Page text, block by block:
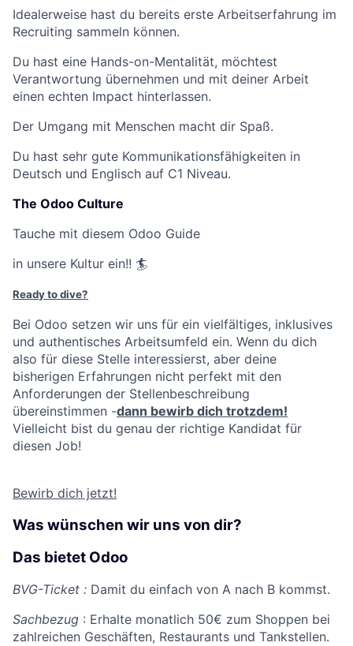
Fund investing
Submit your summary
Jobs
Contact Us
Idealerweise hast du bereits erste Arbeitserfahrung im
Recruiting sammeln können.
Du hast eine Hands-on-Mentalität, möchtest
Verantwortung übernehmen und mit deiner Arbeit
einen echten Impact hinterlassen.
Der Umgang mit Menschen macht dir Spaß.
Du hast sehr gute Kommunikationsfähigkeiten in
Deutsch und Englisch auf C1 Niveau.
The Odoo Culture
Tauche mit diesem Odoo Guide
in unsere Kultur ein!! 🏄
Ready to dive?
Bei Odoo setzen wir uns für ein vielfältiges, inklusives
und authentisches Arbeitsumfeld ein. Wenn du dich
also für diese Stelle interessierst, aber deine
bisherigen Erfahrungen nicht perfekt mit den
Anforderungen der Stellenbeschreibung
übereinstimmen -dann bewirb dich trotzdem!
Vielleicht bist du genau der richtige Kandidat für
diesen Job!
Bewirb dich jetzt!
Was wünschen wir uns von dir?
Das bietet Odoo
BVG-Ticket : Damit du einfach von A nach B kommst.
Sachbezug : Erhalte monatlich 50€ zum Shoppen bei
zahlreichen Geschäften, Restaurants und Tankstellen.